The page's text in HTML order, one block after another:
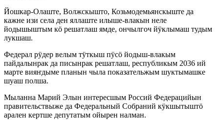
Йошкар-Олаште, Волжскышто, Козьмодемьянскыште да
кажне изи села ден яллаште илыше-влакын неле
йодышыштым кӧ решатлаш ямде, ончылгоч йӱклымаш тудым
лукшаш.
Федерал рӱдер велым тӱткыш пӱсӧ йодыш-влакым
пайдалынрак да писынрак решатлаш, республикым 2036 ий
марте вияҥдыме планын чыла показательжым шуктымашке
шуаш полша.
Мыланна Марий Элын интересшым Россий Федерацийын
правительствыже да Федеральный Собраний кӱкшытыштӧ
арален кертше депутатым ойырен налман.